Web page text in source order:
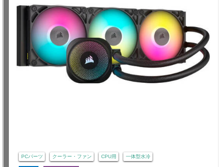
PCパーツ クーラー・ファン CPU用 一体型水冷